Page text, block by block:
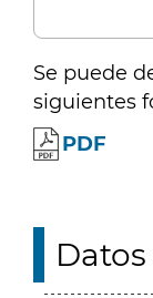
Se puede
siguientes
PDF